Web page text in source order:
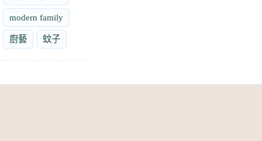
modern family
廚藝 蚊子